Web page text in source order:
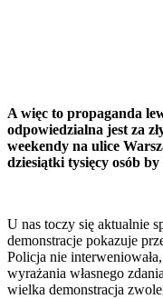
A więc to propaganda
odpowiedzialna jest za
weekendy na ulice
dziesiątki tysięcy osób
U nas toczy się aktualnie
demonstracje pokazuje
Policja nie
wyrażania własnego
wielka demonstracja